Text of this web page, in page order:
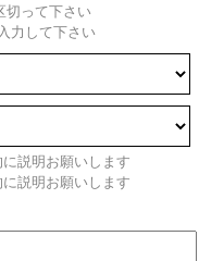
切って下さい
力して下さい
説明お願いします
説明お願いします